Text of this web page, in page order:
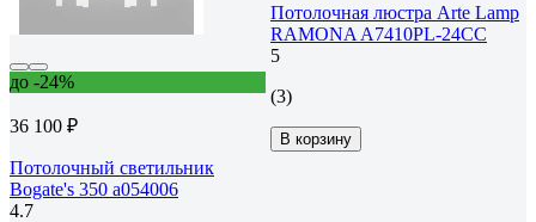
до -24%
36 100 ₽
Потолочный светильник
Bogate's 350 a054006
4.7
Потолочная люстра Arte Lamp
RAMONA A7410PL-24CC
5
(3)
В корзину